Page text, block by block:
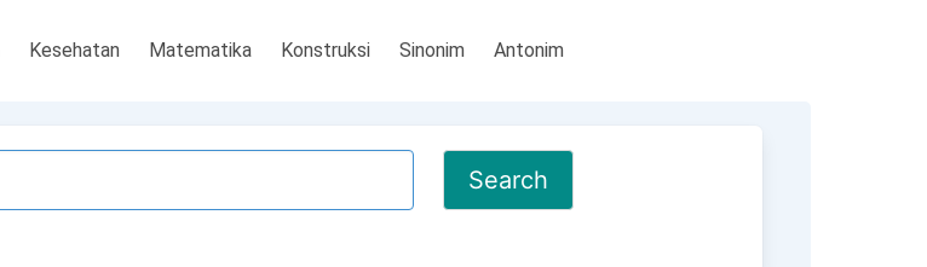
Kesehatan Matematika Konstruksi Sinonim Antonim